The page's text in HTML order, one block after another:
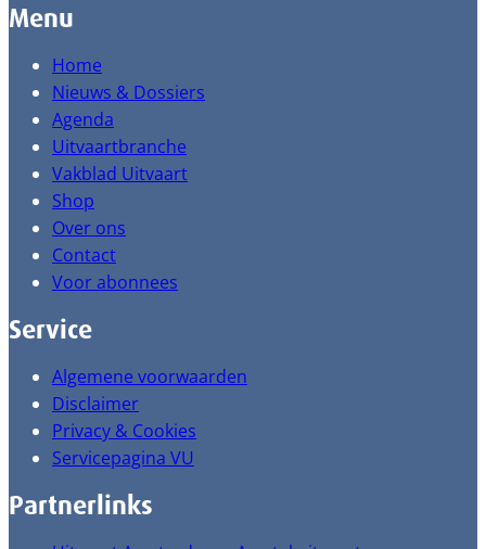
Menu
Home
Nieuws & Dossiers
Agenda
Uitvaartbranche
Vakblad Uitvaart
Shop
Over ons
Contact
Voor abonnees
Service
Algemene voorwaarden
Disclaimer
Privacy & Cookies
Servicepagina VU
Partnerlinks